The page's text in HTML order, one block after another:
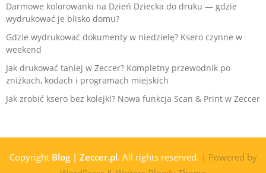
Darmowe kolorowanki na Dzień Dziecka do druku — gdzie
wydrukować je blisko domu?
Gdzie wydrukować dokumenty w niedzielę? Ksero czynne w
weekend
Jak drukować taniej w Zeccer? Kompletny przewodnik po
zniżkach, kodach i programach miejskich
Jak zrobić ksero bez kolejki? Nowa funkcja Scan & Print w Zeccer
Copyright Blog | Zeccer.pl. All rights reserved. | Powered by